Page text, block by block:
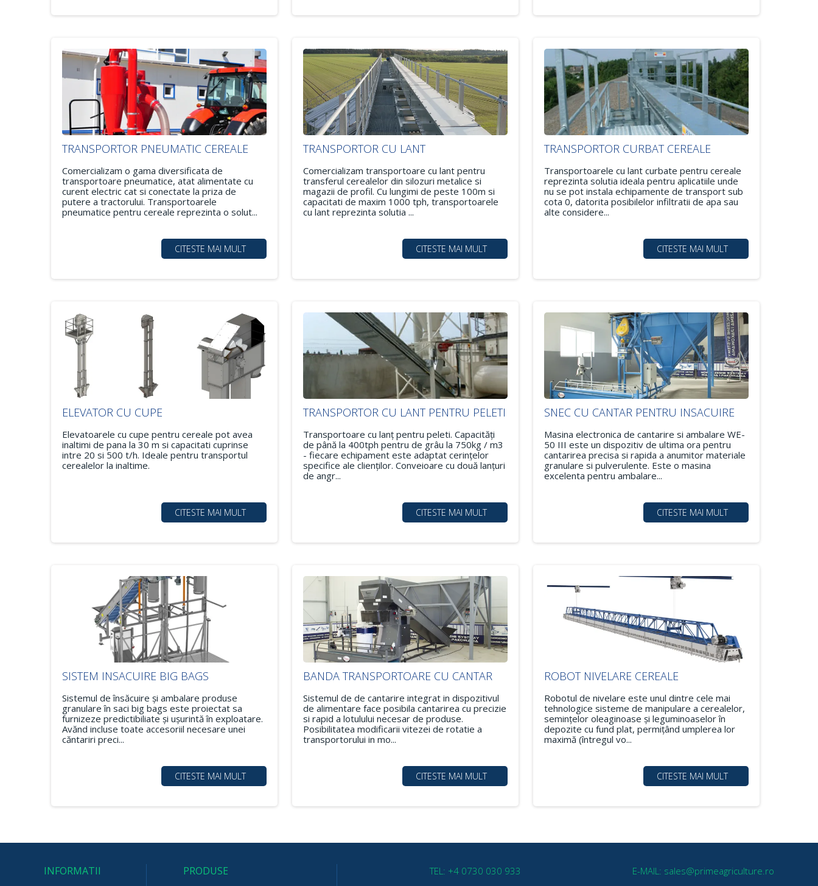
TRANSPORTOR PNEUMATIC CEREALE
Comercializam o gama diversificata de
transportoare pneumatice, atat alimentate cu
curent electric cat si conectate la priza de
putere a tractorului. Transportoarele
pneumatice pentru cereale reprezinta o solut...
CITESTE MAI MULT
TRANSPORTOR CU LANT
Comercializam transportoare cu lant pentru
transferul cerealelor din silozuri metalice si
magazii de profil. Cu lungimi de peste 100m si
capacitati de maxim 1000 tph, transportoarele
cu lant reprezinta solutia ...
CITESTE MAI MULT
TRANSPORTOR CURBAT CEREALE
Transportoarele cu lant curbate pentru cereale
reprezinta solutia ideala pentru aplicatiile unde
nu se pot instala echipamente de transport sub
cota 0, datorita posibilelor infiltratii de apa sau
alte considere...
CITESTE MAI MULT
ELEVATOR CU CUPE
Elevatoarele cu cupe pentru cereale pot avea
inaltimi de pana la 30 m si capacitati cuprinse
intre 20 si 500 t/h. Ideale pentru transportul
cerealelor la inaltime.
CITESTE MAI MULT
TRANSPORTOR CU LANT PENTRU PELETI
Transportoare cu lanț pentru peleti. Capacități
de până la 400tph pentru de grâu la 750kg / m3
- fiecare echipament este adaptat cerințelor
specifice ale clienților. Conveioare cu două lanțuri
de angr...
CITESTE MAI MULT
SNEC CU CANTAR PENTRU INSACUIRE
Masina electronica de cantarire si ambalare WE-
50 III este un dispozitiv de ultima ora pentru
cantarirea precisa si rapida a anumitor materiale
granulare si pulverulente. Este o masina
excelenta pentru ambalare...
CITESTE MAI MULT
SISTEM INSACUIRE BIG BAGS
Sistemul de însăcuire şi ambalare produse
granulare în saci big bags este proiectat sa
furnizeze predictibiliate şi uşurintă în exploatare.
Avănd incluse toate accesoriil necesare unei
căntariri preci...
CITESTE MAI MULT
BANDA TRANSPORTOARE CU CANTAR
Sistemul de de cantarire integrat in dispozitivul
de alimentare face posibila cantarirea cu precizie
si rapid a lotulului necesar de produse.
Posibilitatea modificarii vitezei de rotatie a
transportorului in mo...
CITESTE MAI MULT
ROBOT NIVELARE CEREALE
Robotul de nivelare este unul dintre cele mai
tehnologice sisteme de manipulare a cerealelor,
seminţelor oleaginoase şi leguminoaselor în
depozite cu fund plat, permiţând umplerea lor
maximă (întregul vo...
CITESTE MAI MULT
INFORMATII PRODUSE TEL: +4 0730 030 933 E-MAIL: sales@primeagriculture.ro